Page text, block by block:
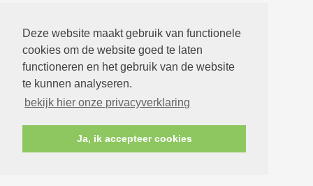
Deze website maakt gebruik van functionele
cookies om de website goed te laten
functioneren en het gebruik van de website
te kunnen analyseren.
bekijk hier onze privacyverklaring
Ja, ik accepteer cookies